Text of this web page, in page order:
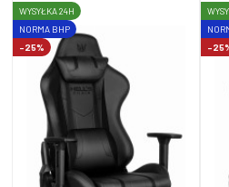
-25%
WYSYŁKA 24H
NORMA BHP
-